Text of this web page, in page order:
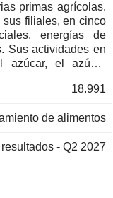
primas agrícolas.
sus filiales, en cinco
energías de
Sus actividades en
el azúcar
a partir de
pizzas refrigeradas
de porciones, y la
con el etanol;
así como etanol
18.991
de alimentos
- Q2 2027